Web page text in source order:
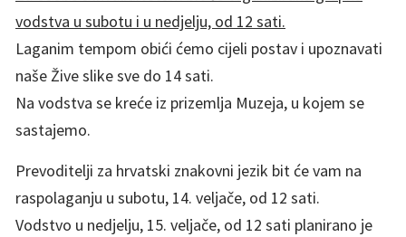
vodstva u subotu i u nedjelju, od 12 sati.
Laganim tempom obići ćemo cijeli postav i upoznavati
naše Žive slike sve do 14 sati.
Na vodstva se kreće iz prizemlja Muzeja, u kojem se
sastajemo.
Prevoditelji za hrvatski znakovni jezik bit će vam na
raspolaganju u subotu, 14. veljače, od 12 sati.
Vodstvo u nedjelju, 15. veljače, od 12 sati planirano je